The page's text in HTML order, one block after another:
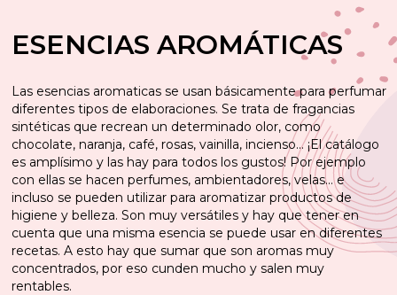
ESENCIAS AROMÁTICAS
Las esencias aromaticas se usan básicamente para perfumar
diferentes tipos de elaboraciones. Se trata de fragancias
sintéticas que recrean un determinado olor, como
chocolate, naranja, café, rosas, vainilla, incienso… ¡El catálogo
es amplísimo y las hay para todos los gustos! Por ejemplo
con ellas se hacen perfumes, ambientadores, velas… e
incluso se pueden utilizar para aromatizar productos de
higiene y belleza. Son muy versátiles y hay que tener en
cuenta que una misma esencia se puede usar en diferentes
recetas. A esto hay que sumar que son aromas muy
concentrados, por eso cunden mucho y salen muy
rentables.